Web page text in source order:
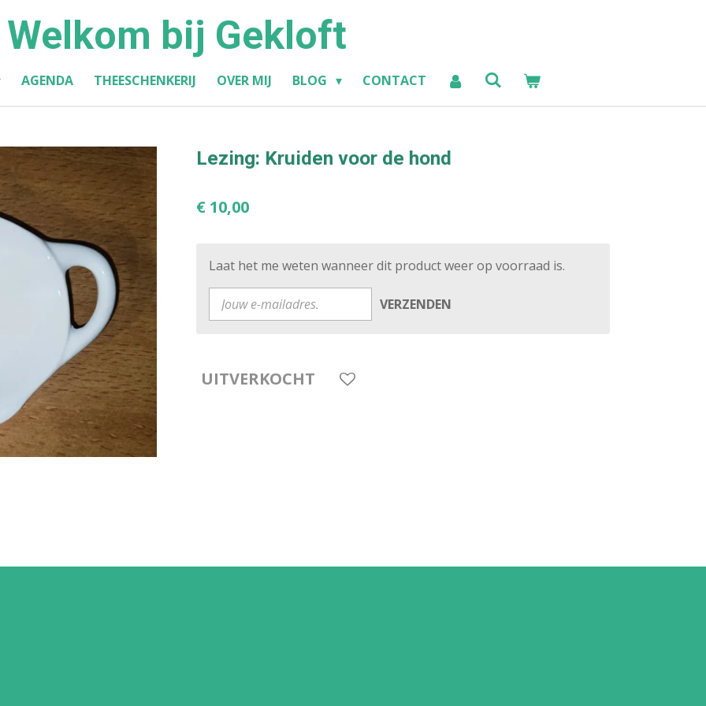
Welkom bij Gekloft
AGENDA THEESCHENKERIJ OVER MIJ BLOG CONTACT
Lezing: Kruiden voor de hond
€ 10,00
Laat het me weten wanneer dit product weer op voorraad is.
VERZENDEN
UITVERKOCHT